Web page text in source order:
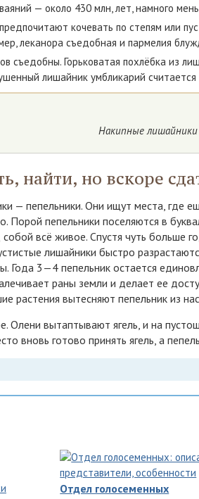
— около 430 млн, лет, намного
кочевать по степям или
леканора съедобная и пармелия
съедобны. Горьковатая похлёбка из
лишайник умбликарий
Накипные лишайники
найти, но вскоре
— пепельники. Они ищут места, где
Порой пепельники поселяются в
всё живое. Спустя чуть больше
лишайники быстро
Года 3—4 пепельник остается
раны земли и делает ее
растения вытесняют пепельник из
Олени вытаптывают ягель, и на
вновь готово принять ягель, а
Отдел голосеменных